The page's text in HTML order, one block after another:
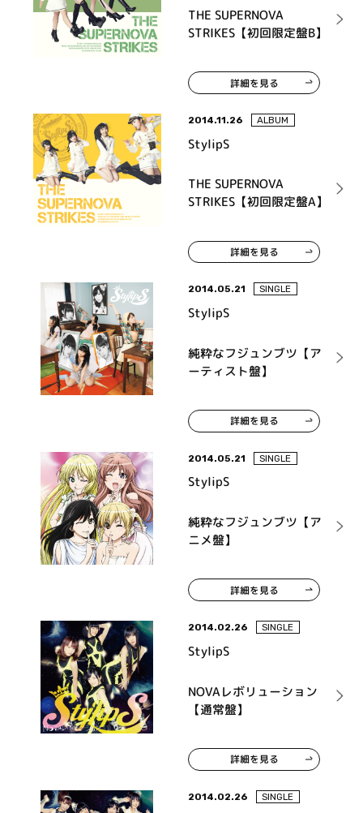
THE SUPERNOVA
STRIKES【初回限定盤B】
詳細を見る
2014.11.26 ALBUM
StylipS
THE SUPERNOVA
STRIKES【初回限定盤A】
詳細を見る
2014.05.21 SINGLE
StylipS
純粋なフジュンブツ【ア
ーティスト盤】
詳細を見る
2014.05.21 SINGLE
StylipS
純粋なフジュンブツ【ア
ニメ盤】
詳細を見る
2014.02.26 SINGLE
StylipS
NOVAレボリューション
【通常盤】
詳細を見る
2014.02.26 SINGLE